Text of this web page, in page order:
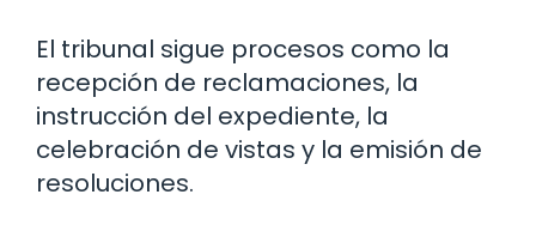
El tribunal sigue procesos como la
recepción de reclamaciones, la
instrucción del expediente, la
celebración de vistas y la emisión de
resoluciones.